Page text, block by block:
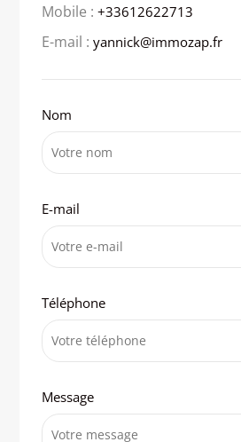
Mobile :+33612622713
E-mail :yannick@immozap.fr
Nom
E-mail
Téléphone
Message